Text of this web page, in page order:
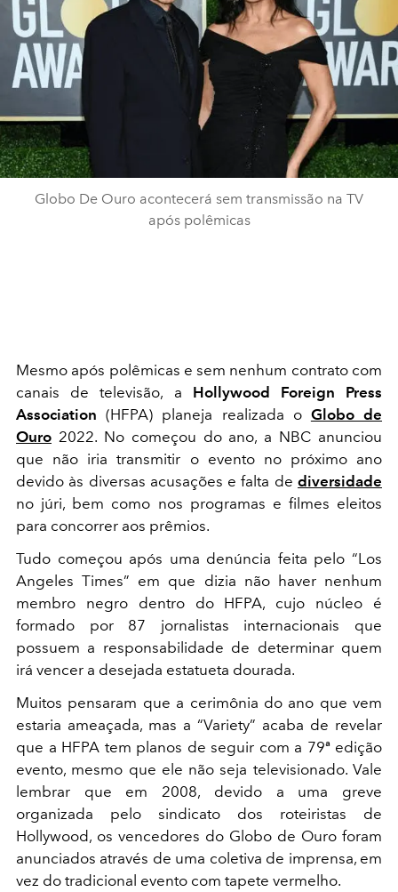
Globo De Ouro acontecerá sem transmissão na TV
após polêmicas
Mesmo após polêmicas e sem nenhum contrato com
canais de televisão, a Hollywood Foreign Press
Association (HFPA) planeja realizada o Globo de
Ouro 2022. No começou do ano, a NBC anunciou
que não iria transmitir o evento no próximo ano
devido às diversas acusações e falta de diversidade
no júri, bem como nos programas e filmes eleitos
para concorrer aos prêmios.
Tudo começou após uma denúncia feita pelo “Los
Angeles Times” em que dizia não haver nenhum
membro negro dentro do HFPA, cujo núcleo é
formado por 87 jornalistas internacionais que
possuem a responsabilidade de determinar quem
irá vencer a desejada estatueta dourada.
Muitos pensaram que a cerimônia do ano que vem
estaria ameaçada, mas a “Variety” acaba de revelar
que a HFPA tem planos de seguir com a 79ª edição
evento, mesmo que ele não seja televisionado. Vale
lembrar que em 2008, devido a uma greve
organizada pelo sindicato dos roteiristas de
Hollywood, os vencedores do Globo de Ouro foram
anunciados através de uma coletiva de imprensa, em
vez do tradicional evento com tapete vermelho.